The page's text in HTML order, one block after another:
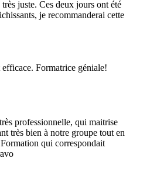
juste. Ces deux jours ont été
je recommanderai cette
Formatrice géniale!
professionnelle, qui maitrise
très bien à notre groupe tout en
qui correspondait